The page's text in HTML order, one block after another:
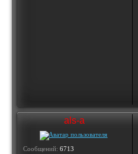
als-a
Сообщений: 6713